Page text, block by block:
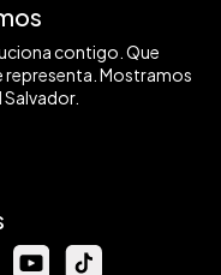
contigo. Que
representa. Mostramos
Salvador.